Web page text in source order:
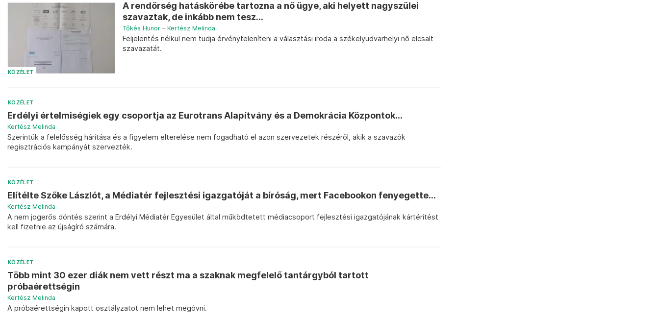
KÖZÉLET
A rendőrség hatáskörébe tartozna a nő ügye, aki helyett nagyszülei
szavaztak, de inkább nem tesz...
Tőkés Hunor – Kertész Melinda
Feljelentés nélkül nem tudja érvényteleníteni a választási iroda a székelyudvarhelyi nő elcsalt
szavazatát.
KÖZÉLET
Erdélyi értelmiségiek egy csoportja az Eurotrans Alapítvány és a Demokrácia Központok...
Kertész Melinda
Szerintük a felelősség hárítása és a figyelem elterelése nem fogadható el azon szervezetek részéről, akik a szavazók
regisztrációs kampányát szervezték.
KÖZÉLET
Elítélte Szőke Lászlót, a Médiatér fejlesztési igazgatóját a bíróság, mert Facebookon fenyegette...
Kertész Melinda
A nem jogerős döntés szerint a Erdélyi Médiatér Egyesület által működtetett médiacsoport fejlesztési igazgatójának kártérítést
kell fizetnie az újságíró számára.
KÖZÉLET
Több mint 30 ezer diák nem vett részt ma a szaknak megfelelő tantárgyból tartott
próbaérettségin
Kertész Melinda
A próbaérettségin kapott osztályzatot nem lehet megóvni.